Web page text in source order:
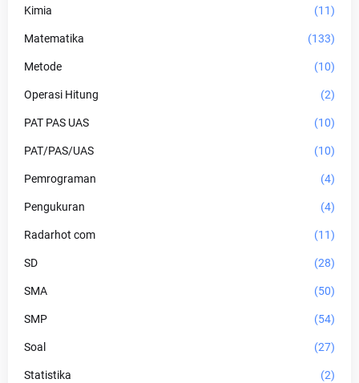
Kimia (11)
Matematika (133)
Metode (10)
Operasi Hitung (2)
PAT PAS UAS (10)
PAT/PAS/UAS (10)
Pemrograman (4)
Pengukuran (4)
Radarhot com (11)
SD (28)
SMA (50)
SMP (54)
Soal (27)
Statistika (2)